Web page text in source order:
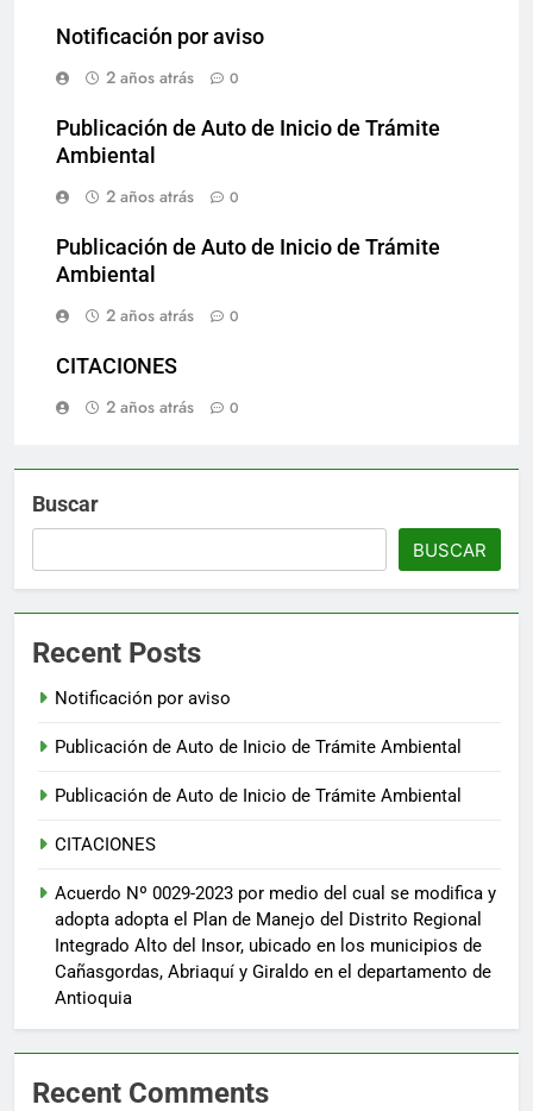
Notificación por aviso
2 años atrás
0
Publicación de Auto de Inicio de Trámite
Ambiental
2 años atrás
0
Publicación de Auto de Inicio de Trámite
Ambiental
2 años atrás
0
CITACIONES
2 años atrás
0
Buscar
BUSCAR
Recent Posts
Notificación por aviso
Publicación de Auto de Inicio de Trámite Ambiental
Publicación de Auto de Inicio de Trámite Ambiental
CITACIONES
Acuerdo Nº 0029-2023 por medio del cual se modifica y
adopta adopta el Plan de Manejo del Distrito Regional
Integrado Alto del Insor, ubicado en los municipios de
Cañasgordas, Abriaquí y Giraldo en el departamento de
Antioquia
Recent Comments